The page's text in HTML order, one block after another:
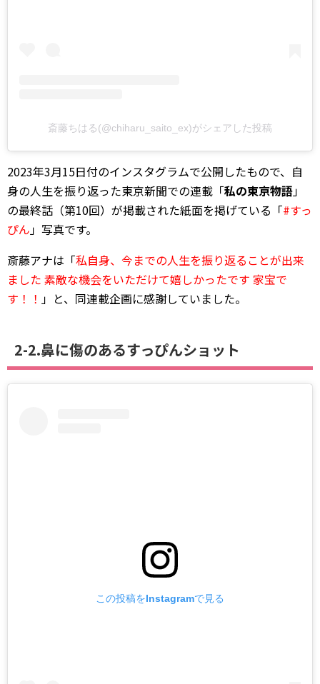
斎藤ちはる(@chiharu_saito_ex)がシェアした投稿
2023年3月15日付のインスタグラムで公開したもので、自
身の人生を振り返った東京新聞での連載「私の東京物語」
の最終話（第10回）が掲載された紙面を掲げている「#すっ
ぴん 」写真です。
斎藤アナは「私自身、今までの人生を振り返ることが出来
ました 素敵な機会をいただけて嬉しかったです 家宝で
す！！ 」と、同連載企画に感謝していました。
2-2.鼻に傷のあるすっぴんショット
この投稿をInstagramで見る